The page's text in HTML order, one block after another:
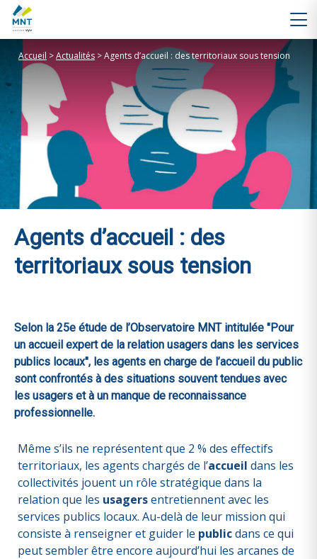
Accueil >Actualités >Agents d’accueil : des territoriaux sous tension
Agents d’accueil : des
territoriaux sous tension
Selon la 25e étude de l’Observatoire MNT intitulée "Pour
un accueil expert de la relation usagers dans les services
publics locaux", les agents en charge de l’accueil du public
sont confrontés à des situations souvent tendues avec
les usagers et à un manque de reconnaissance
professionnelle.
Même s’ils ne représentent que 2 % des effectifs
territoriaux, les agents chargés de l’accueil dans les
collectivités jouent un rôle stratégique dans la
relation que les usagersentretiennent avec les
services publics locaux. Au-delà de leur mission qui
consiste à renseigner et guider le publicdans ce qui
peut sembler être encore aujourd’hui les arcanes de